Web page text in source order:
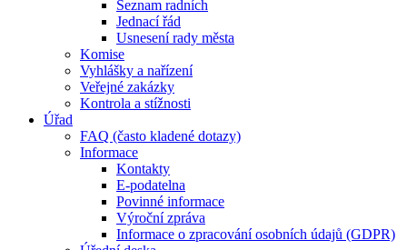
Seznam radních
Jednací řád
Usnesení rady města
Komise
Vyhlášky a nařízení
Veřejné zakázky
Kontrola a stížnosti
Úřad
FAQ (často kladené dotazy)
Informace
Kontakty
E-podatelna
Povinné informace
Výroční zpráva
Informace o zpracování osobních údajů (GDPR)